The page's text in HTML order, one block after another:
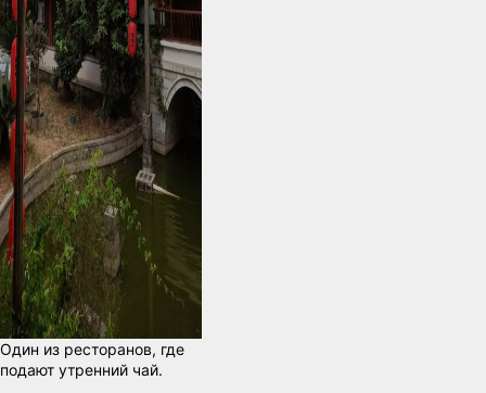
Один из ресторанов, где
подают утренний чай.